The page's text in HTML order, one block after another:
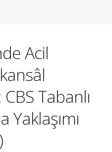
Acil
Tabanlı
Yaklaşımı